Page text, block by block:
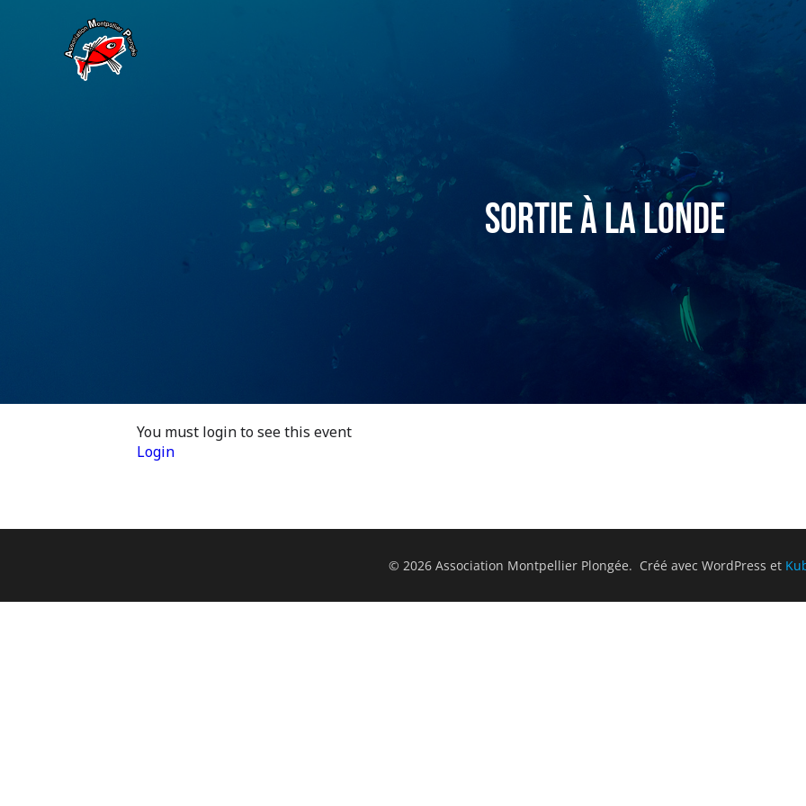
Sortie à La Londe
You must login to see this event
Login
© 2026 Association Montpellier Plongée. Créé avec WordPress et